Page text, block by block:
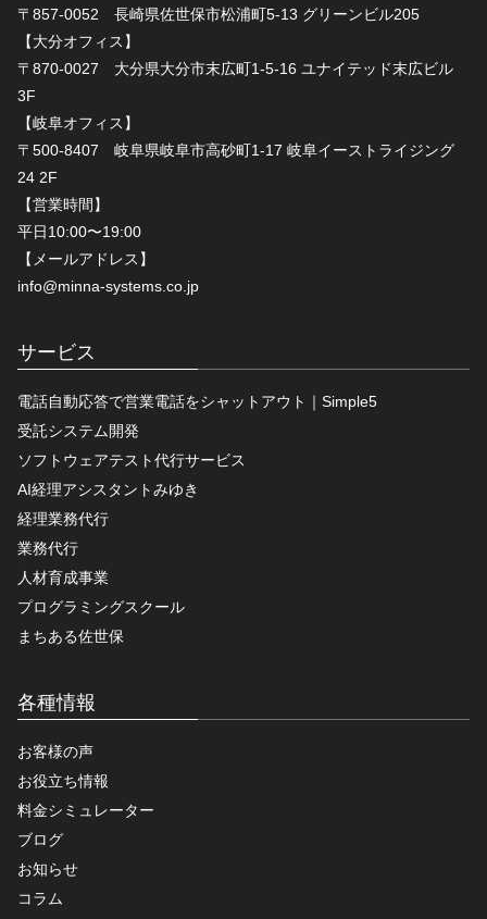
〒857-0052 長崎県佐世保市松浦町5-13 グリーンビル205
【大分オフィス】
〒870-0027 大分県大分市末広町1-5-16 ユナイテッド末広ビル
3F
【岐阜オフィス】
〒500-8407 岐阜県岐阜市高砂町1-17 岐阜イーストライジング
24 2F
【営業時間】
平日10:00〜19:00
【メールアドレス】
info@minna-systems.co.jp
サービス
電話自動応答で営業電話をシャットアウト｜Simple5
受託システム開発
ソフトウェアテスト代行サービス
AI経理アシスタントみゆき
経理業務代行
業務代行
人材育成事業
プログラミングスクール
まちある佐世保
各種情報
お客様の声
お役立ち情報
料金シミュレーター
ブログ
お知らせ
コラム